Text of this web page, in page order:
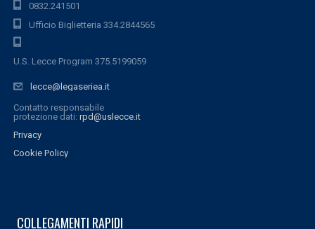
0832.241501
Ufficio Biglietteria 334.2844565
U.S. Lecce Program 375.5199059
lecce@legaseriea.it
Contatto responsabile
protezione dati: rpd@uslecce.it
Privacy
Cookie Policy
COLLEGAMENTI RAPIDI